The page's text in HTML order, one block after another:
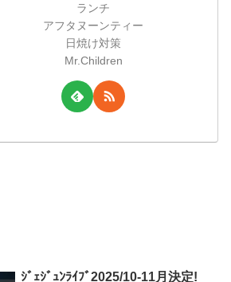
ランチ
アフタヌーンティー
日焼け対策
Mr.Children
ｼﾞｪｼﾞｭﾝﾗｲﾌﾞ2025/10-11月決定!